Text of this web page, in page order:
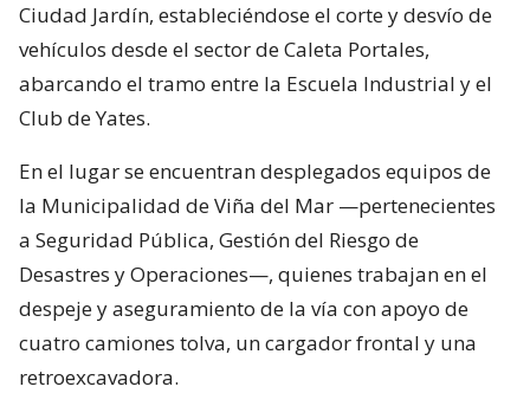
Ciudad Jardín, estableciéndose el corte y desvío de
vehículos desde el sector de Caleta Portales,
abarcando el tramo entre la Escuela Industrial y el
Club de Yates.
En el lugar se encuentran desplegados equipos de
la Municipalidad de Viña del Mar —pertenecientes
a Seguridad Pública, Gestión del Riesgo de
Desastres y Operaciones—, quienes trabajan en el
despeje y aseguramiento de la vía con apoyo de
cuatro camiones tolva, un cargador frontal y una
retroexcavadora.